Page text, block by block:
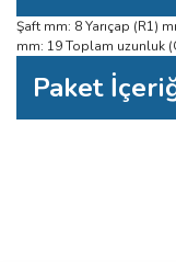
Şaft mm: 8 Yarıçap (R1)
mm: 19 Toplam uzunluk
Paket